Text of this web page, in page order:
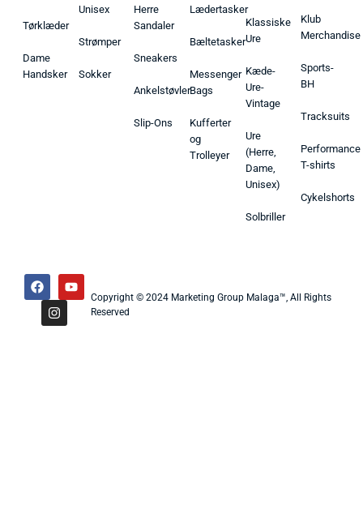
Tørklæder
Dame
Handsker
Unisex
Strømper
Sokker
Herre
Sandaler
Sneakers
Ankelstøvler
Slip-Ons
Lædertasker
Bæltetasker
Messenger
Bags
Kufferter
og
Trolleyer
Klassiske
Ure
Kæde-
Ure-
Vintage
Ure
(Herre,
Dame,
Unisex)
Solbriller
Klub
Merchandise
Sports-
BH
Tracksuits
Performance
T-shirts
Cykelshorts
Copyright © 2024 Marketing Group Malaga™, All Rights
Reserved